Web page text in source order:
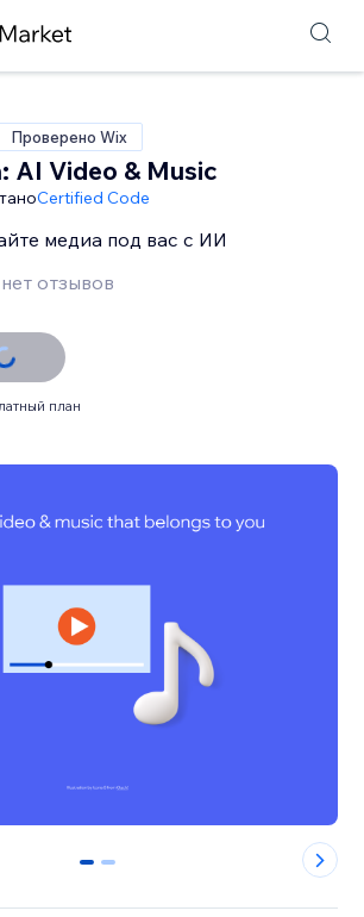
Проверено Wix
AI Video & Music
Certified Code
медиа под вас с ИИ
отзывов
план
0 1